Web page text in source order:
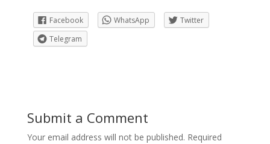
Facebook WhatsApp
Twitter
Telegram
Submit a Comment
Your email address will not be published. Required